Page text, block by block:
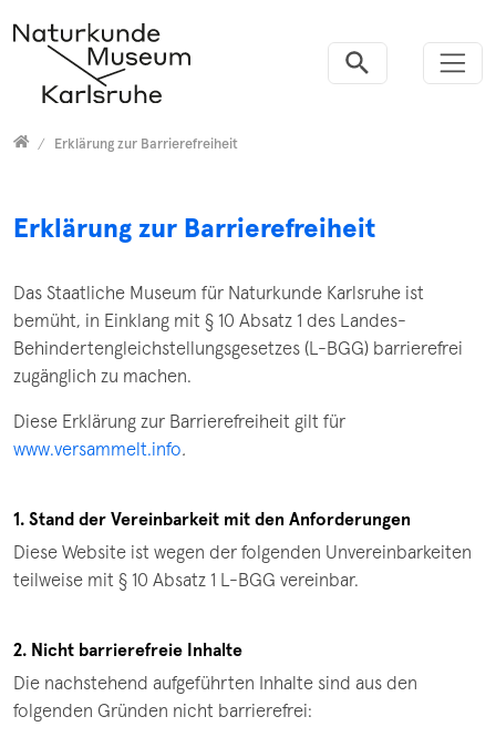
Versammelt
Erklärung zur Barrierefreiheit
Erklärung zur Barrierefreiheit
Das Staatliche Museum für Naturkunde Karlsruhe ist
bemüht, in Einklang mit § 10 Absatz 1 des Landes-
Behindertengleichstellungsgesetzes (L-BGG) barrierefrei
zugänglich zu machen.
Diese Erklärung zur Barrierefreiheit gilt für
www.versammelt.info.
1. Stand der Vereinbarkeit mit den Anforderungen
Diese Website ist wegen der folgenden Unvereinbarkeiten
teilweise mit § 10 Absatz 1 L-BGG vereinbar.
2. Nicht barrierefreie Inhalte
Die nachstehend aufgeführten Inhalte sind aus den
folgenden Gründen nicht barrierefrei: